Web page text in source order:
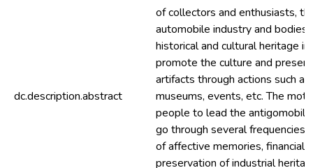
dc.description.abstract
of collectors and enthusiasts,
automobile industry and bodies
historical and cultural heritage
promote the culture and
artifacts through actions such
museums, events, etc. The
people to lead the
go through several frequencies
of affective memories, financial
preservation of industrial